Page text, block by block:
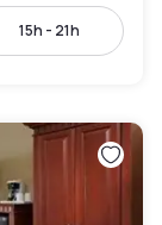
15h - 21h